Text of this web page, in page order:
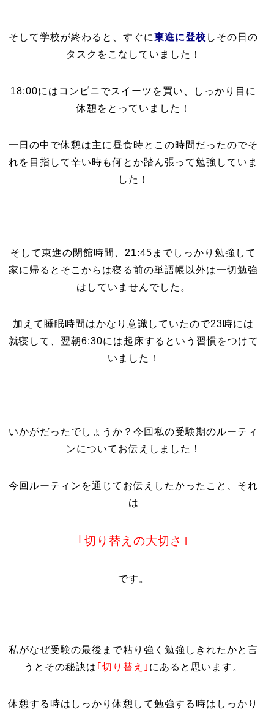
そして学校が終わると、すぐに東進に登校 しその日の
タスクをこなしていました！
18:00にはコンビニでスイーツを買い、しっかり目に
休憩をとっていました！
一日の中で休憩は主に昼食時とこの時間だったのでそ
れを目指して辛い時も何とか踏ん張って勉強していま
した！
そして東進の閉館時間、21:45までしっかり勉強して
家に帰るとそこからは寝る前の単語帳以外は一切勉強
はしていませんでした。
加えて睡眠時間はかなり意識していたので23時には
就寝して、翌朝6:30には起床するという習慣をつけて
いました！
いかがだったでしょうか？今回私の受験期のルーティ
ンについてお伝えしました！
今回ルーティンを通じてお伝えしたかったこと、それ
は
｢切り替えの大切さ｣
です。
私がなぜ受験の最後まで粘り強く勉強しきれたかと言
うとその秘訣は ｢切り替え｣ にあると思います。
休憩する時はしっかり休憩して勉強する時はしっかり